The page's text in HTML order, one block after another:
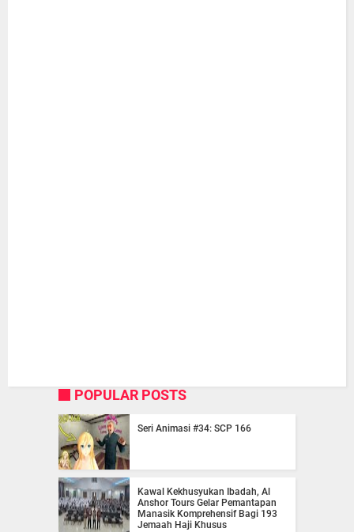
POPULAR POSTS
Seri Animasi #34: SCP 166
Kawal Kekhusyukan Ibadah, Al
Anshor Tours Gelar Pemantapan
Manasik Komprehensif Bagi 193
Jemaah Haji Khusus